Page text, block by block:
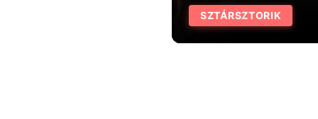
SZTÁRSZTORIK